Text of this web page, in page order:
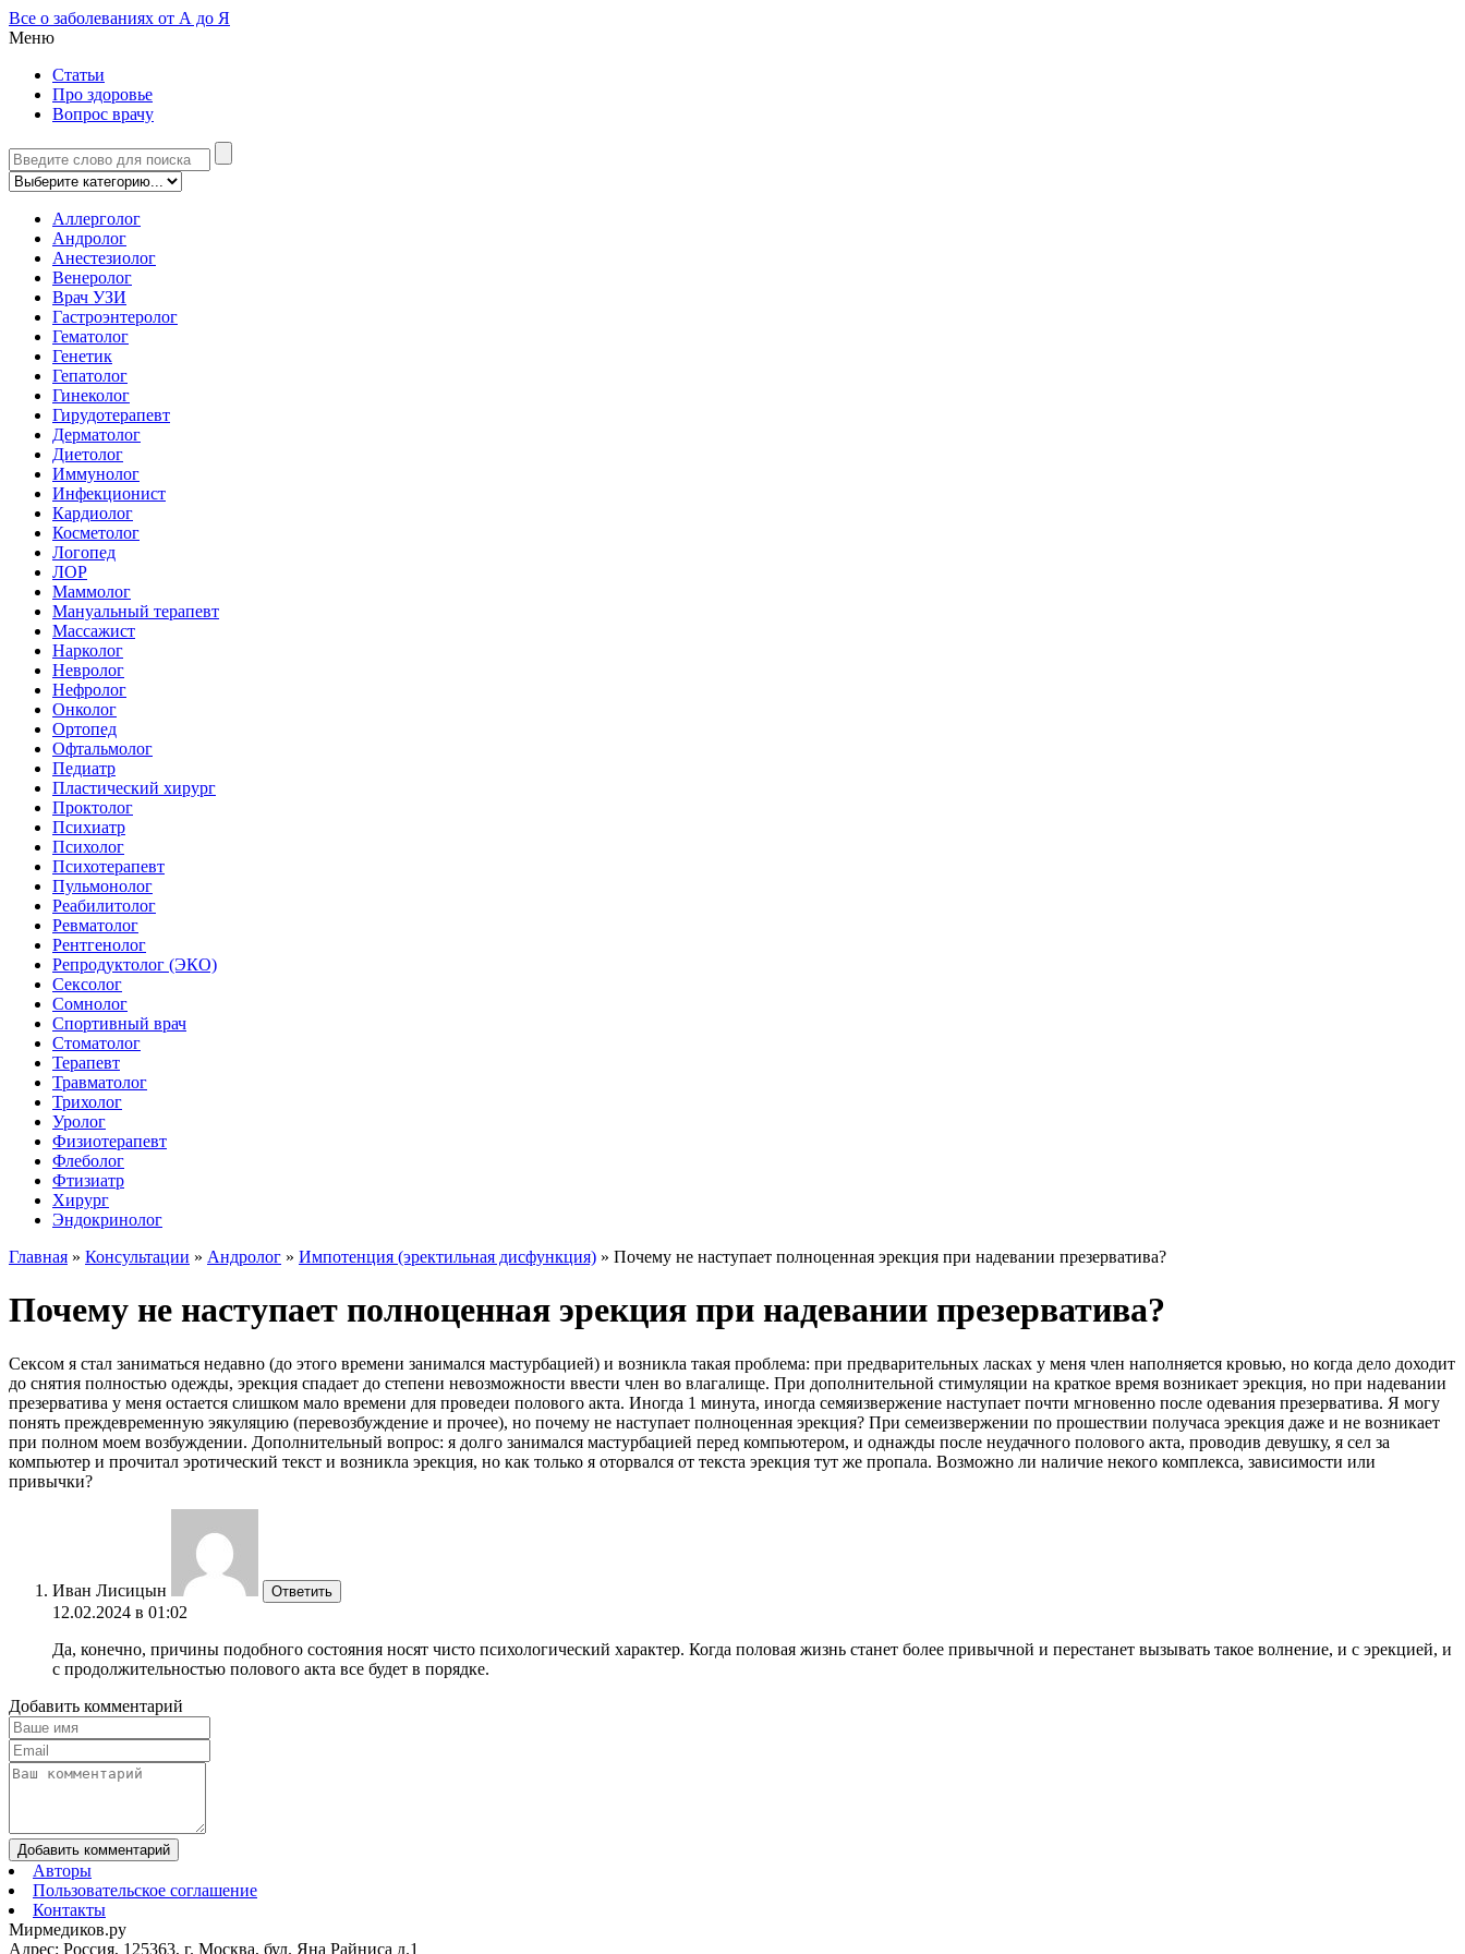
Все о заболеваниях от А до Я
Меню
Статьи
Про здоровье
Вопрос врачу
Аллерголог
Андролог
Анестезиолог
Венеролог
Врач УЗИ
Гастроэнтеролог
Гематолог
Генетик
Гепатолог
Гинеколог
Гирудотерапевт
Дерматолог
Диетолог
Иммунолог
Инфекционист
Кардиолог
Косметолог
Логопед
ЛОР
Маммолог
Мануальный терапевт
Массажист
Нарколог
Невролог
Нефролог
Онколог
Ортопед
Офтальмолог
Педиатр
Пластический хирург
Проктолог
Психиатр
Психолог
Психотерапевт
Пульмонолог
Реабилитолог
Ревматолог
Рентгенолог
Репродуктолог (ЭКО)
Сексолог
Сомнолог
Спортивный врач
Стоматолог
Терапевт
Травматолог
Трихолог
Уролог
Физиотерапевт
Флеболог
Фтизиатр
Хирург
Эндокринолог
Главная » Консультации » Андролог » Импотенция (эректильная дисфункция) » Почему не наступает полноценная эрекция при надевании презерватива?
Почему не наступает полноценная эрекция при надевании презерватива?
Сексом я стал заниматься недавно (до этого времени занимался мастурбацией) и возникла такая проблема: при предварительных ласках у меня член наполняется кровью, но когда дело доходит
до снятия полностью одежды, эрекция спадает до степени невозможности ввести член во влагалище. При дополнительной стимуляции на краткое время возникает эрекция, но при надевании
презерватива у меня остается слишком мало времени для проведеи полового акта. Иногда 1 минута, иногда семяизвержение наступает почти мгновенно после одевания презерватива. Я могу
понять преждевременную эякуляцию (перевозбуждение и прочее), но почему не наступает полноценная эрекция? При семеизвержении по прошествии получаса эрекция даже и не возникает
при полном моем возбуждении. Дополнительный вопрос: я долго занимался мастурбацией перед компьютером, и однажды после неудачного полового акта, проводив девушку, я сел за
компьютер и прочитал эротический текст и возникла эрекция, но как только я оторвался от текста эрекция тут же пропала. Возможно ли наличие некого комплекса, зависимости или
привычки?
Иван Лисицын Ответить
12.02.2024 в 01:02
Да, конечно, причины подобного состояния носят чисто психологический характер. Когда половая жизнь станет более привычной и перестанет вызывать такое волнение, и с эрекцией, и
с продолжительностью полового акта все будет в порядке.
Добавить комментарий
Добавить комментарий
Авторы
Пользовательское соглашение
Контакты
Мирмедиков.ру
Адрес: Россия, 125363, г. Москва, бул. Яна Райниса д.1